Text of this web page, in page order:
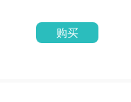
购买